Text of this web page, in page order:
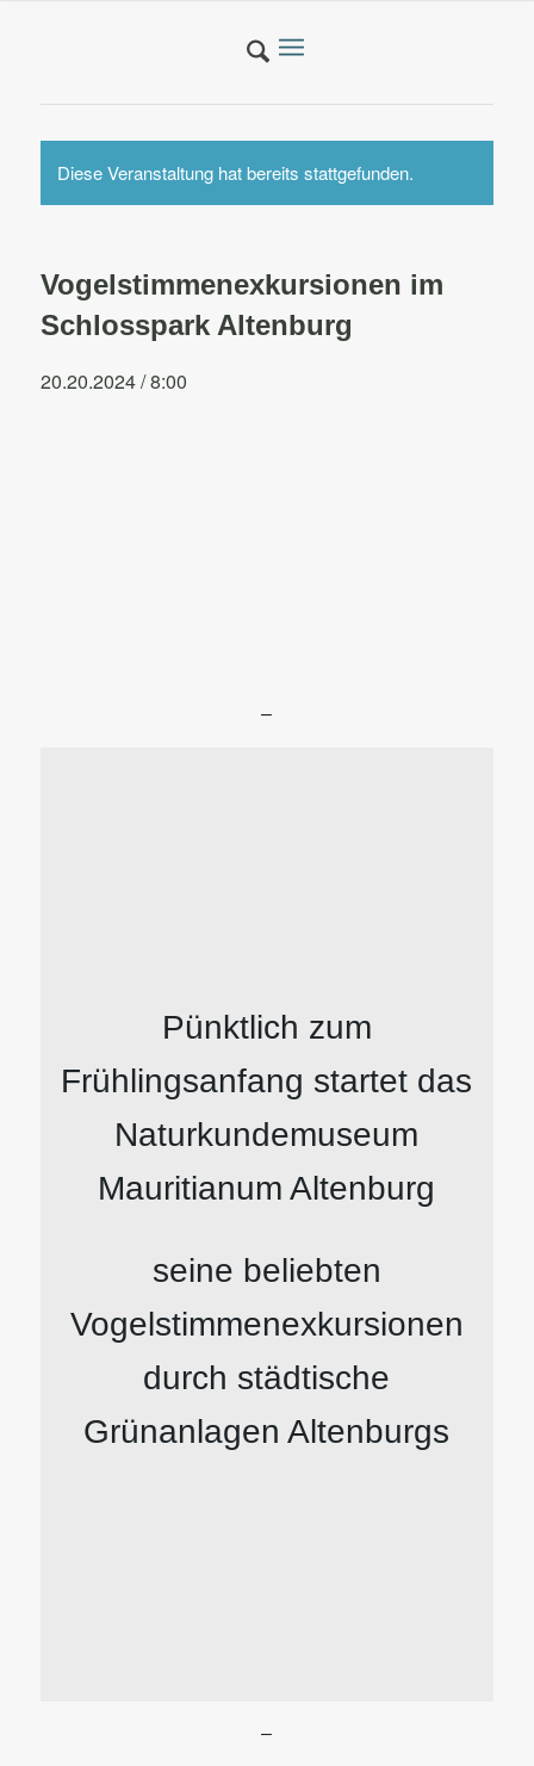
Diese Veranstaltung hat bereits stattgefunden.
Vogelstimmenexkursionen im
Schlosspark Altenburg
20.20.2024 / 8:00
–
Pünktlich zum
Frühlingsanfang startet das
Naturkundemuseum
Mauritianum Altenburg
seine beliebten
Vogelstimmenexkursionen
durch städtische
Grünanlagen Altenburgs
–